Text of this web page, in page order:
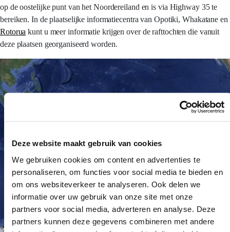
Deze website maakt gebruik van cookies
We gebruiken cookies om content en advertenties te
personaliseren, om functies voor social media te bieden en
om ons websiteverkeer te analyseren. Ook delen we
informatie over uw gebruik van onze site met onze
partners voor social media, adverteren en analyse. Deze
partners kunnen deze gegevens combineren met andere
op de oostelijke punt van het Noordereiland en is via Highway 35 te
bereiken. In de plaatselijke informatiecentra van Opotiki, Whakatane en
Rotorua kunt u meer informatie krijgen over de rafttochten die vanuit
deze plaatsen georganiseerd worden.